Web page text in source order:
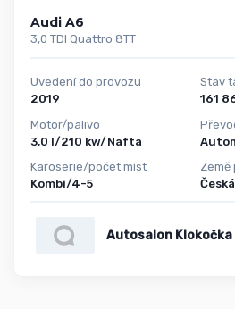
Audi A6
3,0 TDI Quattro 8TT
Uvedení do provozu
2019
Motor/palivo
3,0 l/210 kw/Nafta
Karoserie/počet míst
Kombi/4-5
Stav
Země
Autosalon Klokočka